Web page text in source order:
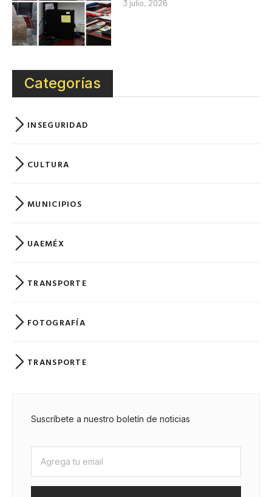
3 julio, 2026
Categorías
INSEGURIDAD
CULTURA
MUNICIPIOS
UAEMÉX
TRANSPORTE
FOTOGRAFÍA
TRANSPORTE
Suscríbete a nuestro boletín de noticias